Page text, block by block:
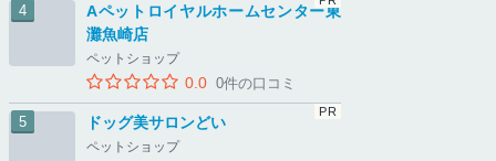
Aペットロイヤルホームセンター東
灘魚崎店
ペットショップ
0.0 0件の口コミ
ドッグ美サロンどい
ペットショップ